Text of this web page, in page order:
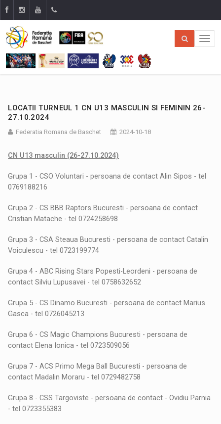
LOCATII TURNEUL 1 CN U13 MASCULIN SI FEMININ 26-
27.10.2024
Federatia Romana de Baschet 2024-10-18
CN U13 masculin (26-27.10.2024)
Grupa 1 - CSO Voluntari - persoana de contact Alin Sipos - tel
0769188216
Grupa 2 - CS BBB Raptors Bucuresti - persoana de contact
Cristian Matache - tel 0724258698
Grupa 3 - CSA Steaua Bucuresti - persoana de contact Catalin
Voiculescu - tel 0723199774
Grupa 4 - ABC Rising Stars Popesti-Leordeni - persoana de
contact Silviu Lupusavei - tel 0758632652
Grupa 5 - CS Dinamo Bucuresti - persoana de contact Marius
Gasca - tel 0726045213
Grupa 6 - CS Magic Champions Bucuresti - persoana de
contact Elena Ionica - tel 0723509056
Grupa 7 - ACS Primo Mega Ball Bucuresti - persoana de
contact Madalin Moraru - tel 0729482758
Grupa 8 - CSS Targoviste - persoana de contact - Ovidiu Parnia
- tel 0723355383